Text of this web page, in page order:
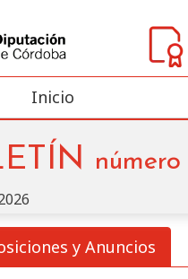
Inicio
número
y Anuncios